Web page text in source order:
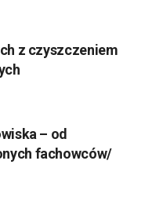
z czyszczeniem
– od
fachowców/